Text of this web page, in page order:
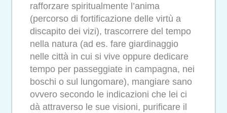
rafforzare spiritualmente l’anima
(percorso di fortificazione delle virtù a
discapito dei vizi), trascorrere del tempo
nella natura (ad es. fare giardinaggio
nelle città in cui si vive oppure dedicare
tempo per passeggiate in campagna, nei
boschi o sul lungomare), mangiare sano
ovvero secondo le indicazioni che lei ci
dà attraverso le sue visioni, purificare il